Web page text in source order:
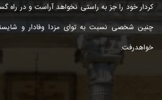
كردار خود را جز به راستی نخواهد آراست و در
چنین شخصی نسبت به توای مزدا وفادار و
خواهد‌رفت.